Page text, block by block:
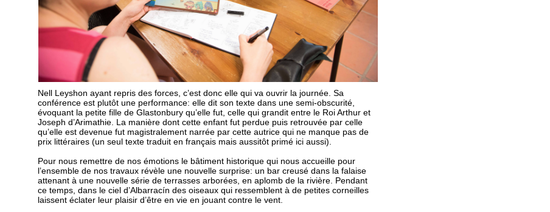
Nell Leyshon ayant repris des forces, c’est donc elle qui va ouvrir la journée. Sa
conférence est plutôt une performance: elle dit son texte dans une semi-obscurité,
évoquant la petite fille de Glastonbury qu’elle fut, celle qui grandit entre le Roi Arthur et
Joseph d’Arimathie. La manière dont cette enfant fut perdue puis retrouvée par celle
qu’elle est devenue fut magistralement narrée par cette autrice qui ne manque pas de
prix littéraires (un seul texte traduit en français mais aussitôt primé ici aussi).
Pour nous remettre de nos émotions le bâtiment historique qui nous accueille pour
l’ensemble de nos travaux révèle une nouvelle surprise: un bar creusé dans la falaise
attenant à une nouvelle série de terrasses arborées, en aplomb de la rivière. Pendant
ce temps, dans le ciel d’Albarracín des oiseaux qui ressemblent à de petites corneilles
laissent éclater leur plaisir d’être en vie en jouant contre le vent.